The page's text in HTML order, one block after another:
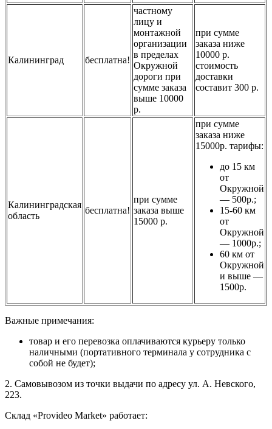
Калининград бесплатна!
частному
лицу и
монтажной
организации
в пределах
Окружной
дороги при
сумме заказа
выше 10000
р.
при сумме
заказа ниже
10000 р.
стоимость
доставки
составит 300 р.
Калининградская
область
бесплатна!
при сумме
заказа выше
15000 р.
при сумме
заказа ниже
15000р. тарифы:
до 15 км
от
Окружной
— 500р.;
15-60 км
от
Окружной
— 1000р.;
60 км от
Окружной
и выше —
1500р.
Важные примечания:
товар и его перевозка оплачиваются курьеру только
наличными (портативного терминала у сотрудника с
собой не будет);
2. Самовывозом из точки выдачи по адресу ул. А. Невского,
223.
Склад «Provideo Market» работает: